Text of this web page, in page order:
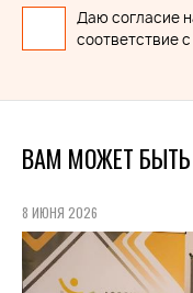
Даю согласие
соответствие с
ВАМ МОЖЕТ
8 ИЮНЯ 2026